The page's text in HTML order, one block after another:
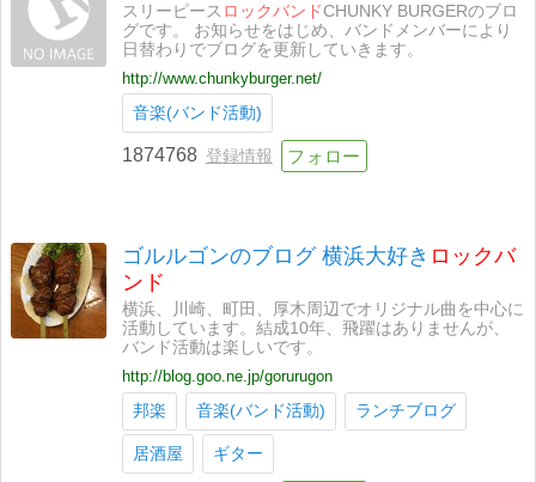
スリーピース ロックバンドCHUNKY BURGERのブロ
グです。 お知らせをはじめ、バンドメンバーにより
日替わりでブログを更新していきます。
http://www.chunkyburger.net/
音楽(バンド活動)
1874768 登録情報
ゴルルゴンのブログ 横浜大好き ロックバ
ンド
横浜、川崎、町田、厚木周辺でオリジナル曲を中心に
活動しています。結成10年、飛躍はありませんが、
バンド活動は楽しいです。
http://blog.goo.ne.jp/gorurugon
邦楽
音楽(バンド活動) ランチブログ
居酒屋 ギター